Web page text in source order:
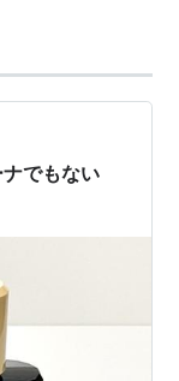
でもない